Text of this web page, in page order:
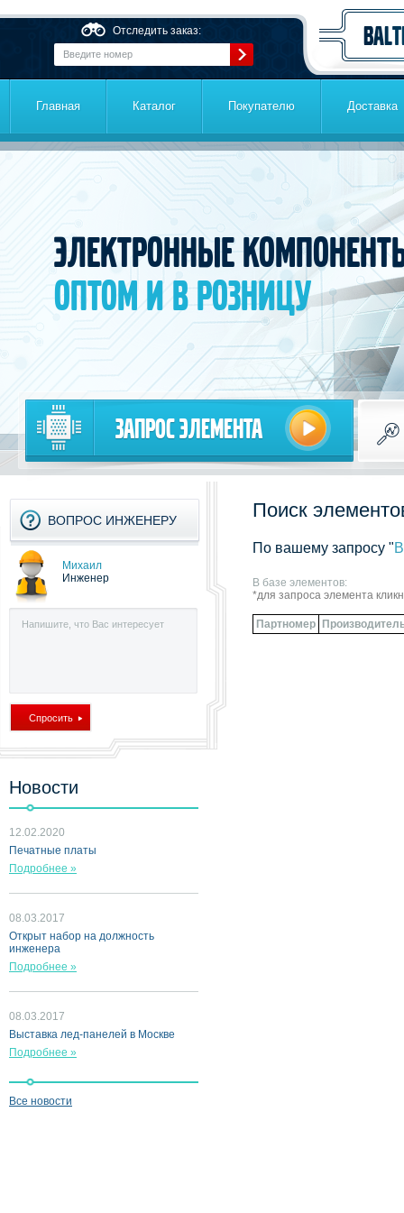
Отследить заказ:
Главная Каталог Покупателю Доставка
Электронные
оптом и в розницу
Запрос элемента
ВОПРОС ИНЖЕНЕРУ
Михаил
Инженер
Новости
12.02.2020
Печатные платы
Подробнее »
08.03.2017
Открыт набор на должность
инженера
Подробнее »
08.03.2017
Выставка лед-панелей в Москве
Подробнее »
Все новости
Поиск
По вашему запросу "
В базе элементов:
*для запроса элемента
Партномер